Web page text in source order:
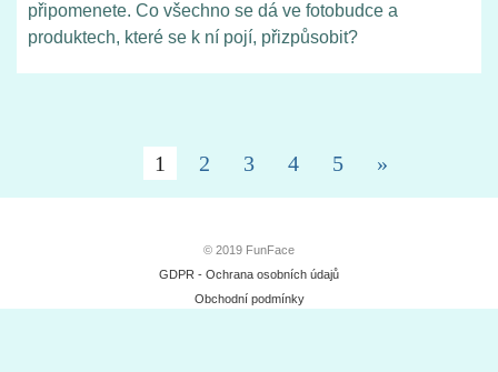
připomenete. Co všechno se dá ve fotobudce a
produktech, které se k ní pojí, přizpůsobit?
1 2 3 4 5 »
© 2019 FunFace
GDPR - Ochrana osobních údajů
Obchodní podmínky